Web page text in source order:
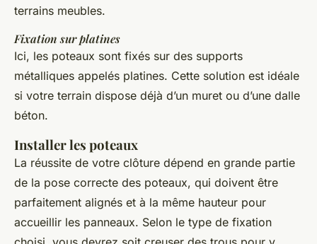
terrains meubles.
Fixation sur platines
Ici, les poteaux sont fixés sur des supports
métalliques appelés platines. Cette solution est idéale
si votre terrain dispose déjà d’un muret ou d’une dalle
béton.
Installer les poteaux
La réussite de votre clôture dépend en grande partie
de la pose correcte des poteaux, qui doivent être
parfaitement alignés et à la même hauteur pour
accueillir les panneaux. Selon le type de fixation